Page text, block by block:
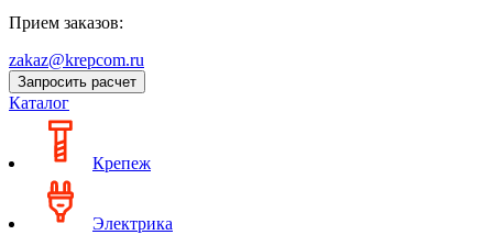
Прием заказов:
zakaz@krepcom.ru
Запросить расчет
Каталог
Крепеж
Электрика